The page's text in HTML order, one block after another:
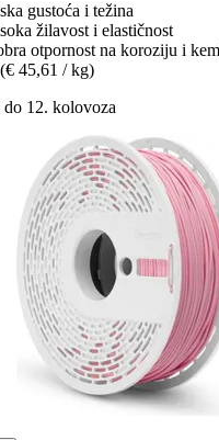
gustoća i težina
žilavost i elastičnost
otpornost na koroziju i
(€ 45,61 / kg)
do 12. kolovoza